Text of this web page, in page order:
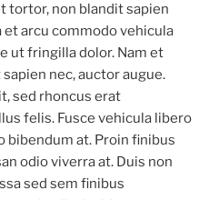
tortor, non blandit sapien
et arcu commodo vehicula
ut fringilla dolor. Nam et
nec, auctor augue.
sed rhoncus erat
felis. Fusce vehicula libero
bibendum at. Proin finibus
odio viverra at. Duis non
sed sem finibus